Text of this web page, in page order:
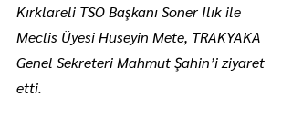
Kırklareli TSO Başkanı Soner Ilık ile
Meclis Üyesi Hüseyin Mete, TRAKYAKA
Genel Sekreteri Mahmut Şahin’i ziyaret
etti.